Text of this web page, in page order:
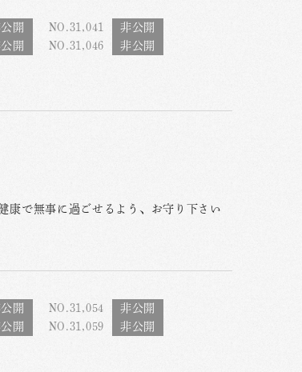
NO.31,041
NO.31,046
康で無事に過ごせるよう、お守り下さい
NO.31,054
NO.31,059